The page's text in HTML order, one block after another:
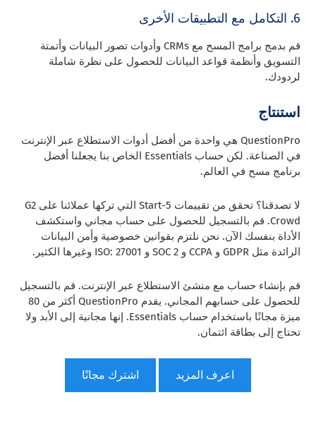
6. التكامل مع التطبيقات الأخرى
قم بدمج برامج المسح مع CRMs وأدوات تصور البيانات وأتمتة
التسويق وأنظمة قواعد البيانات للحصول على نظرة شاملة
لردودك.
استنتاج
QuestionPro هي واحدة من أفضل أدوات الاستطلاع عبر الإنترنت
في الصناعة. لكن حساب Essentials الخاص بنا يجعلنا أفضل
برنامج مسح في العالم.
لا تصدقنا؟ تحقق من تقييمات 5-Start التي تركها عملائنا على G2
Crowd. قم بالتسجيل للحصول على حساب مجاني واستكشف
الأداة بنفسك الآن. نحن نلتزم بقوانين خصوصية وأمن البيانات
الرائدة مثل GDPR و CCPA و SOC 2 و ISO: 27001 وغيرها الكثير.
قم بإنشاء حساب مع منشئ الاستطلاع عبر الإنترنت. قم بالتسجيل
للحصول على حسابهم المجاني. يقدم QuestionPro أكثر من 80
ميزة مجانًا باستخدام حساب Essentials. إنها مجانية إلى الأبد ولا
تحتاج إلى بطاقة ائتمان.
اعرف المزيد اشترك مجانًا